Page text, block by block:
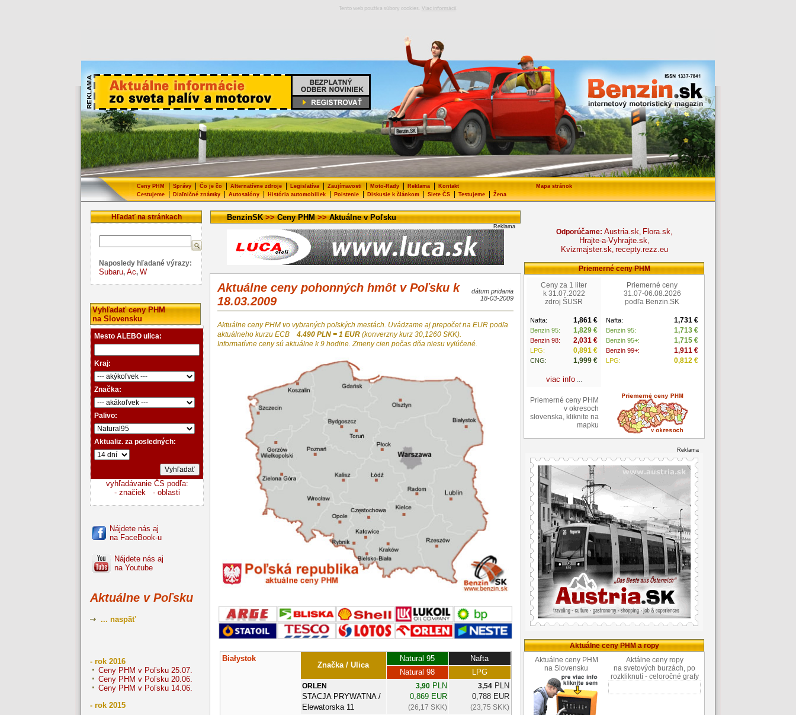
Tento web používa súbory cookies. Viac informácií
Ceny PHM Správy Čo je čo Alternatívne zdroje Legislatíva Zaujímavosti Moto-Rady Reklama Kontakt
Mapa stránok
Cestujeme| Diaľničné známky| Autosalóny| História automobiliek| Poistenie| Diskusie k článkom| Siete ČS| Testujeme| Žena
Hľadať na stránkach
Naposledy hľadané výrazy:
Subaru, Ac, W
Vyhľadať ceny PHM
na Slovensku
Mesto ALEBO ulica:
Kraj:
Značka:
Palivo:
Aktualiz. za posledných:
vyhľadávanie ČS podľa:
- značiek
- oblasti
Nájdete nás aj
na FaceBook-u
Nájdete nás aj
na Youtube
Aktuálne v Poľsku
... naspäť
- rok 2016
Ceny PHM v Poľsku 25.07.
Ceny PHM v Poľsku 20.06.
Ceny PHM v Poľsku 14.06.
- rok 2015
BenzinSK>>Ceny PHM>>Aktuálne v Poľsku
Reklama
Aktuálne ceny pohonných hmôt v Poľsku k
18.03.2009
dátum pridania
18-03-2009
Aktuálne ceny PHM vo vybraných poľských mestách. Uvádzame aj prepočet na EUR podľa
aktuálneho kurzu ECB 4.490 PLN = 1 EUR (konverzny kurz 30,1260 SKK).
Informatívne ceny sú aktuálne k 9 hodine. Zmeny cien počas dňa niesu vylúčené.
Białystok
Značka / Ulica
Natural 95
Nafta
Natural 98
LPG
ORLEN
STACJA PRYWATNA /
Elewatorska 11
3,90PLN
0,869 EUR
(26,17 SKK)
3,54PLN
0,788 EUR
(23,75 SKK)
Odporúčame: Austria.sk, Flora.sk,
Hrajte-a-Vyhrajte.sk,
Kvizmajster.sk, recepty.rezz.eu
Priemerné ceny PHM
Ceny za 1 liter
k 31.07.2022
zdroj ŠUSR
Nafta: 1,861 €
Benzin 95: 1,829 €
Benzin 98: 2,031 €
LPG: 0,891 €
CNG: 1,999 €
viac info...
Priemerné ceny
31.07-06.08.2026
podľa Benzin.SK
Nafta: 1,731 €
Benzin 95: 1,713 €
Benzin 95+: 1,715 €
Benzin 99+: 1,911 €
LPG: 0,812 €
Priemerné ceny PHM
v okresoch
slovenska, kliknite na
mapku
Reklama
Aktuálne ceny PHM a ropy
Aktuálne ceny PHM
na Slovensku
Aktálne ceny ropy
na svetových burzách, po
rozkliknutí - celoročné grafy